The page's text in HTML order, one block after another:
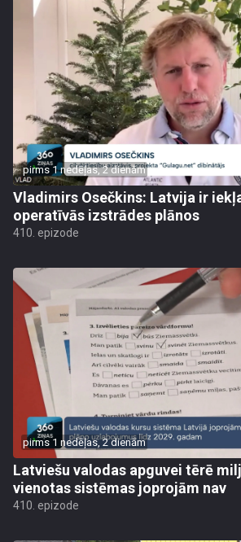
pirms 1 nedēļas, 2 dienām
Vladimirs Osečkins: Latvija ir
operatīvās izstrādes plānos
410. epizode
pirms 1 nedēļas, 2 dienām
Latviešu valodas apguvei tērē
vienotas sistēmas joprojām nav
410. epizode